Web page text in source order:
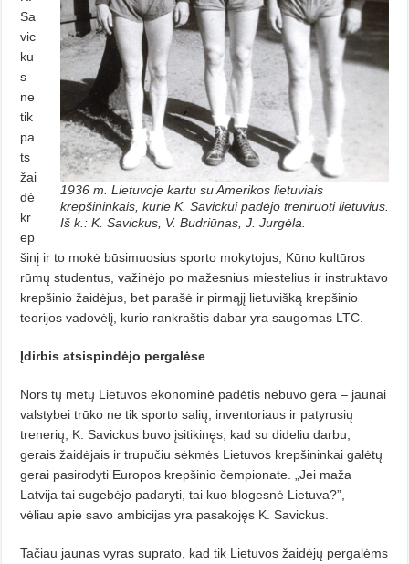
1936 m. Lietuvoje kartu su Amerikos lietuviais
krepšininkais, kurie K. Savickui padėjo treniruoti lietuvius.
Iš k.: K. Savickus, V. Budriūnas, J. Jurgėla.
Sa
vic
ku
s
ne
tik
pa
ts
žai
dė
kr
ep
šinį ir to mokė būsimuosius sporto mokytojus, Kūno kultūros
rūmų studentus, važinėjo po mažesnius miestelius ir instruktavo
krepšinio žaidėjus, bet parašė ir pirmąjį lietuvišką krepšinio
teorijos vadovėlį, kurio rankraštis dabar yra saugomas LTC.
Įdirbis atsispindėjo pergalėse
Nors tų metų Lietuvos ekonominė padėtis nebuvo gera – jaunai
valstybei trūko ne tik sporto salių, inventoriaus ir patyrusių
trenerių, K. Savickus buvo įsitikinęs, kad su dideliu darbu,
gerais žaidėjais ir trupučiu sėkmės Lietuvos krepšininkai galėtų
gerai pasirodyti Europos krepšinio čempionate. „Jei maža
Latvija tai sugebėjo padaryti, tai kuo blogesnė Lietuva?”, –
vėliau apie savo ambicijas yra pasakojęs K. Savickus.
Tačiau jaunas vyras suprato, kad tik Lietuvos žaidėjų pergalėms